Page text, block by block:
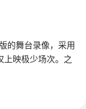
舞台录像，采用
上映极少场次。之